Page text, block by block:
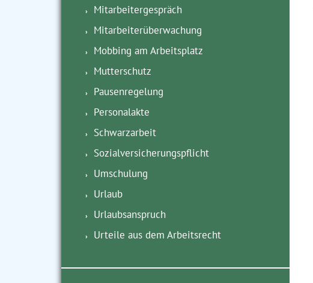
Mitarbeitergespräch
Mitarbeiterüberwachung
Mobbing am Arbeitsplatz
Mutterschutz
Pausenregelung
Personalakte
Schwarzarbeit
Sozialversicherungspflicht
Umschulung
Urlaub
Urlaubsanspruch
Urteile aus dem Arbeitsrecht